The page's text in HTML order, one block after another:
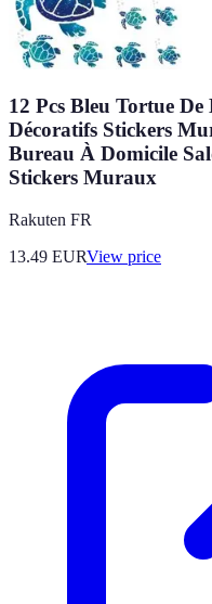
12 Pcs Bleu Tortue
Décoratifs Stickers
Bureau À Domicile
Stickers Muraux
Rakuten FR
13.49 EURView price